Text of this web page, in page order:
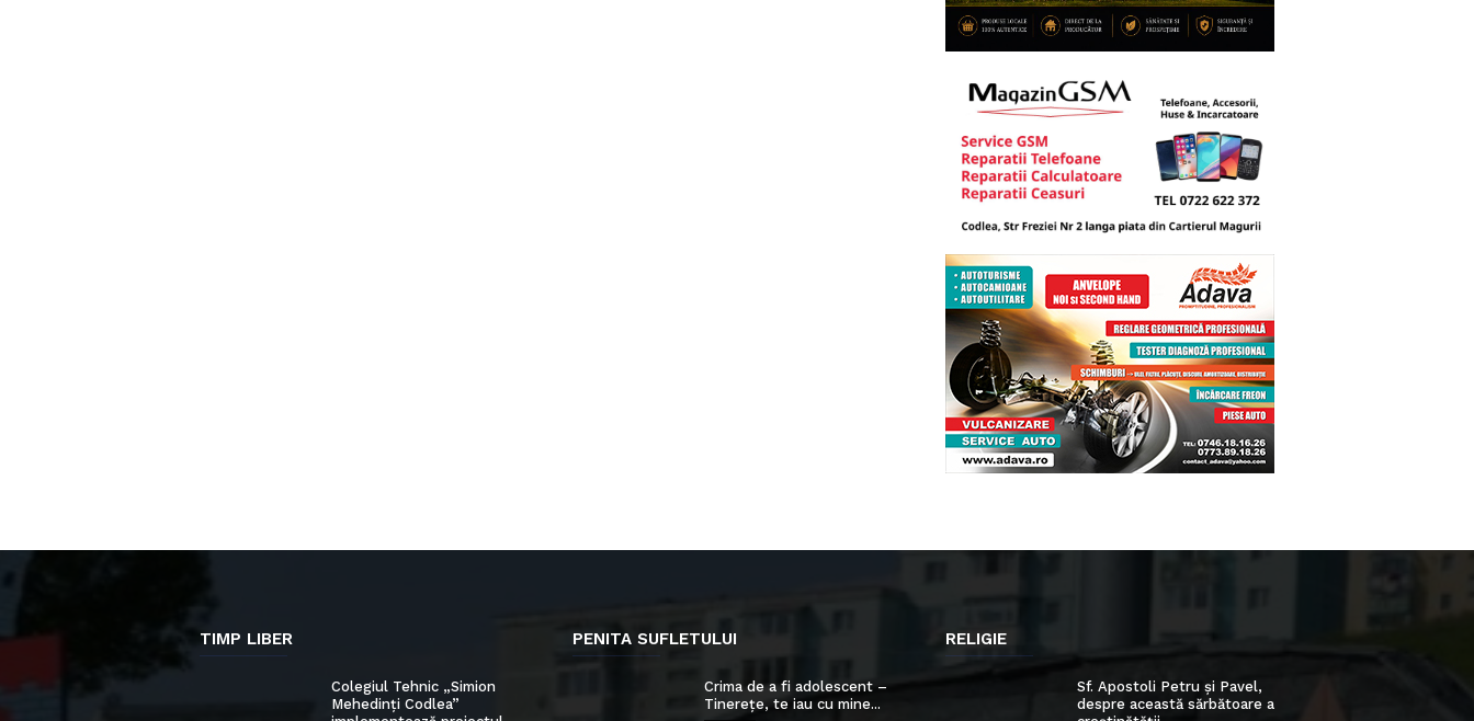
TIMP LIBER
Colegiul Tehnic „Simion
Mehedinți Codlea”
PENITA SUFLETULUI
Crima de a fi adolescent –
Tinerețe, te iau cu mine...
RELIGIE
Sf. Apostoli Petru și Pavel,
despre această sărbătoare a